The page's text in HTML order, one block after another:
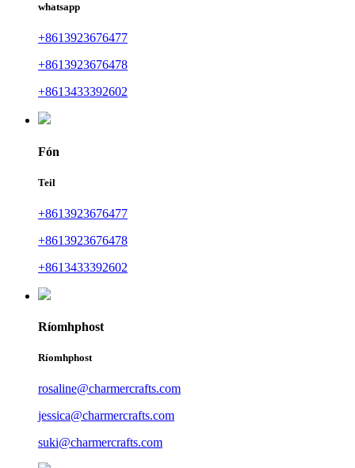
whatsapp
+8613923676477
+8613923676478
+8613433392602
Fón
Teil
+8613923676477
+8613923676478
+8613433392602
Ríomhphost
Ríomhphost
rosaline@charmercrafts.com
jessica@charmercrafts.com
suki@charmercrafts.com